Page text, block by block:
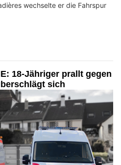
wechselte er die Fahrspur
18-Jähriger prallt gegen
sich